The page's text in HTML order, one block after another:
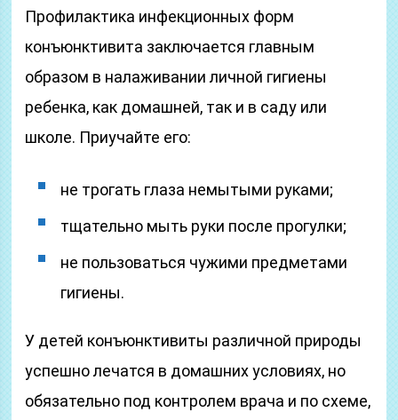
Профилактика инфекционных форм
конъюнктивита заключается главным
образом в налаживании личной гигиены
ребенка, как домашней, так и в саду или
школе. Приучайте его:
не трогать глаза немытыми руками;
тщательно мыть руки после прогулки;
не пользоваться чужими предметами
гигиены.
У детей конъюнктивиты различной природы
успешно лечатся в домашних условиях, но
обязательно под контролем врача и по схеме,